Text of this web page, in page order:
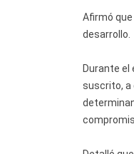
Afirmó
desarrollo.
Durante el
suscrito, a